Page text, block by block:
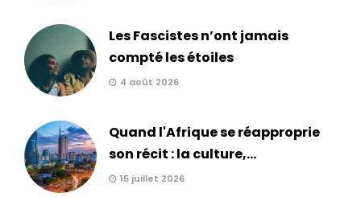
Les Fascistes n’ont jamais
compté les étoiles
4 août 2026
Quand l'Afrique se réapproprie
son récit : la culture,...
15 juillet 2026